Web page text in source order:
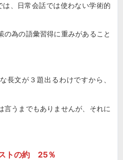
、日常会話では使わない学術的
の為の語彙習得に重みがあること
長文が３題出るわけですから、
言うまでもありませんが、それに
トの約 25％